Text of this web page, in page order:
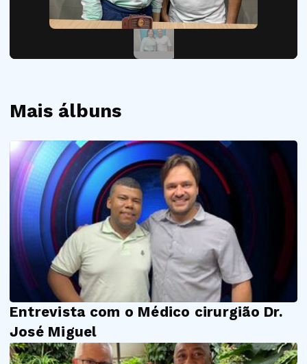
Mais álbuns
Entrevista com o Médico cirurgião Dr.
José Miguel